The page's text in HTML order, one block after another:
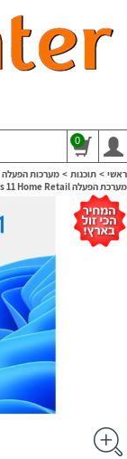
0
ראשי > תוכנות > מערכות הפעלה
מערכת הפעלה Microsoft Windows 11 Home Retail מיקרוסופט עותק דיגיטלי